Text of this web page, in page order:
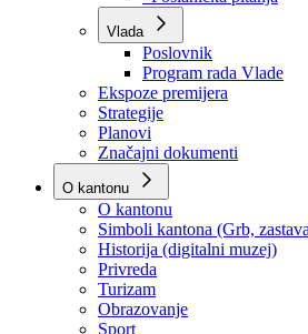
*Odluke
*Zaključci
*Poslanička pitanja
Vlada
Poslovnik
Program rada Vlade
Ekspoze premijera
Strategije
Planovi
Značajni dokumenti
O kantonu
O kantonu
Simboli kantona (Grb, zastava)
Historija (digitalni muzej)
Privreda